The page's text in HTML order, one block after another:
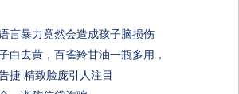
言暴力竟然会造成孩子脑损伤
白去黄，百雀羚甘油一瓶多用，
捷 精致脸庞引人注目